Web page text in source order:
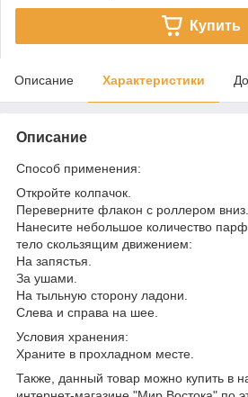
Купить
Описание Характеристики
Описание
Способ применения:
Откройте колпачок.
Переверните флакон с роллером вниз.
Нанесите небольшое количество
тело скользящим движением:
На запястья.
За ушами.
На тыльную сторону ладони.
Слева и справа на шее.
Условия хранения:
Храните в прохладном месте.
Также, данный товар можно купить в